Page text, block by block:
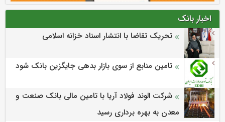
اخبار بانک
تحریک تقاضا با انتشار اسناد خزانه اسلامی
تامین منابع از سوی بازار بدهی جایگزین بانک شود
شرکت الوند فولاد آریا با تامین مالی بانک صنعت و
معدن به بهره برداری رسید